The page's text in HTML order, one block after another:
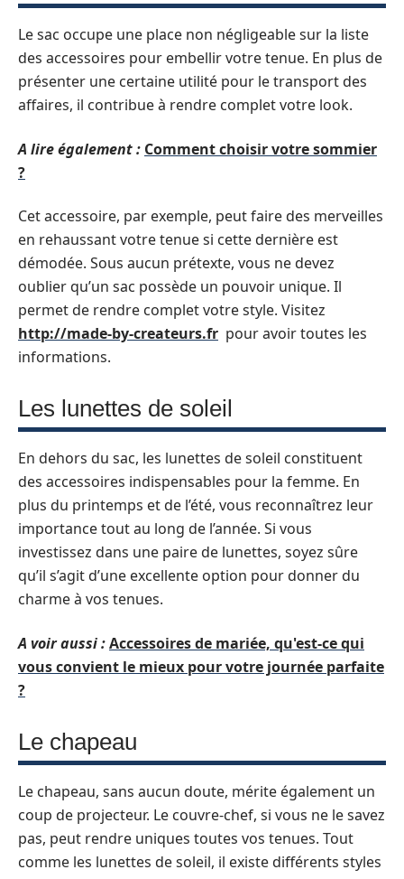
Le sac occupe une place non négligeable sur la liste
des accessoires pour embellir votre tenue. En plus de
présenter une certaine utilité pour le transport des
affaires, il contribue à rendre complet votre look.
A lire également : Comment choisir votre sommier
?
Cet accessoire, par exemple, peut faire des merveilles
en rehaussant votre tenue si cette dernière est
démodée. Sous aucun prétexte, vous ne devez
oublier qu’un sac possède un pouvoir unique. Il
permet de rendre complet votre style. Visitez
http://made-by-createurs.fr pour avoir toutes les
informations.
Les lunettes de soleil
En dehors du sac, les lunettes de soleil constituent
des accessoires indispensables pour la femme. En
plus du printemps et de l’été, vous reconnaîtrez leur
importance tout au long de l’année. Si vous
investissez dans une paire de lunettes, soyez sûre
qu’il s’agit d’une excellente option pour donner du
charme à vos tenues.
A voir aussi :Accessoires de mariée, qu'est-ce qui
vous convient le mieux pour votre journée parfaite
?
Le chapeau
Le chapeau, sans aucun doute, mérite également un
coup de projecteur. Le couvre-chef, si vous ne le savez
pas, peut rendre uniques toutes vos tenues. Tout
comme les lunettes de soleil, il existe différents styles